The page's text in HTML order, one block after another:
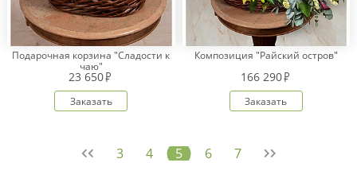
Подарочная корзина "Сладости к
чаю"
23 650
Заказать
Композиция "Райский остров"
166 290
Заказать
3 4 5 6 7